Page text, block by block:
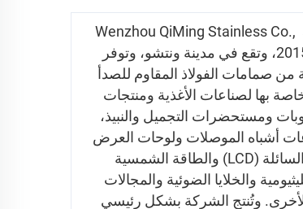
تأسست شركة Wenzhou QiMing Stainless Co.,